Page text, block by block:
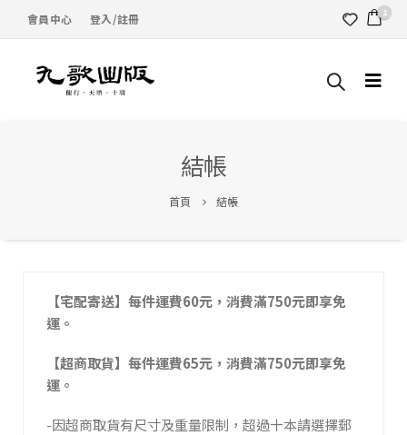
會員中心 登入/註冊 1
結帳
首頁 結帳
【宅配寄送】每件運費60元，消費滿750元即享免
運。
【超商取貨】每件運費65元，消費滿750元即享免
運。
-因超商取貨有尺寸及重量限制，超過十本請選擇郵